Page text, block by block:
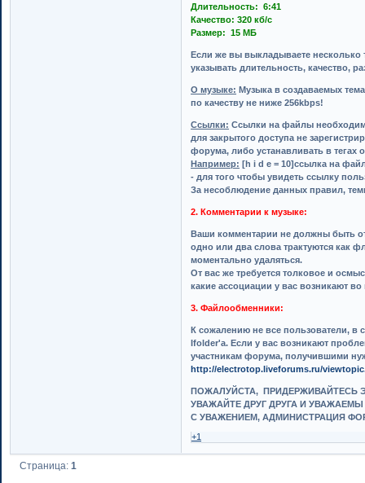
Длительность: 6:41
Качество: 320 кб/с
Размер: 15 МБ
Если же вы выкладываете
указывать длительность, качество,
О музыке: Музыка в создаваемых
по качеству не ниже 256kbps!
Ссылки: Ссылки на файлы
для закрытого доступа не
форума, либо устанавливать в тегах
Например: [h i d e = 10]ссылка на
- для того чтобы увидеть ссылку
За несоблюдение данных правил,
2. Комментарии к музыке:
Ваши комментарии не должны быть
одно или два слова трактуются как
моментально удаляться.
От вас же требуется толковое и
какие ассоциации у вас возникают
3. Файлообменники:
К сожалению не все пользователи, в
Ifolder'а. Если у вас возникают
участникам форума, получившими
http://electrotop.liveforums.ru/
ПОЖАЛУЙСТА, ПРИДЕРЖИВАЙТЕСЬ
УВАЖАЙТЕ ДРУГ ДРУГА И УВАЖАЕМЫ
С УВАЖЕНИЕМ, АДМИНИСТРАЦИЯ
+1
Страница:1